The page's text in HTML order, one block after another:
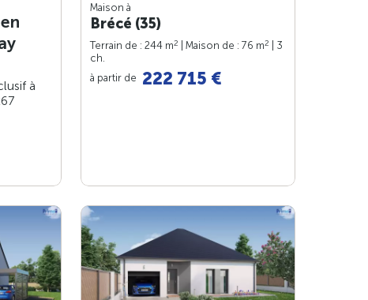
à
Maison à
Brécé (35)
Terrain de : 244 m2 | Maison de : 76 m2
| 3
ch.
à partir de 222 715 €